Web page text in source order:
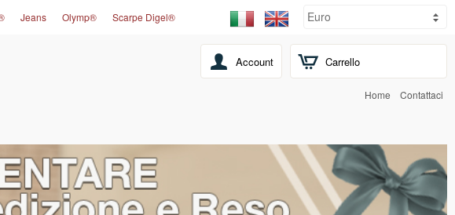
Carrello
Jeans Olymp® Scarpe Digel®
Account
Home Contattaci